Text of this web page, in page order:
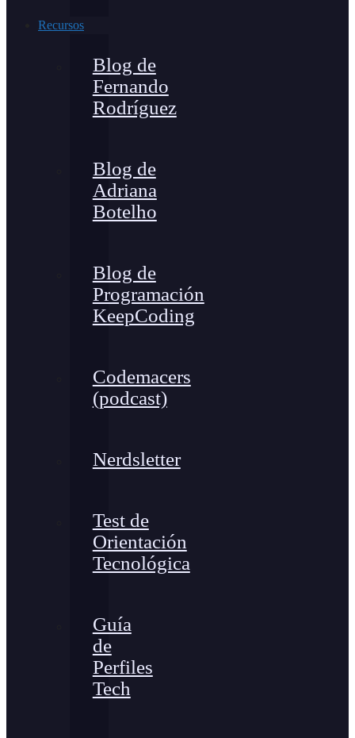
Recursos
Blog de
Fernando
Rodríguez
Blog de
Adriana
Botelho
Blog de
Programación
KeepCoding
Codemacers
(podcast)
Nerdsletter
Test de
Orientación
Tecnológica
Guía
de
Perfiles
Tech